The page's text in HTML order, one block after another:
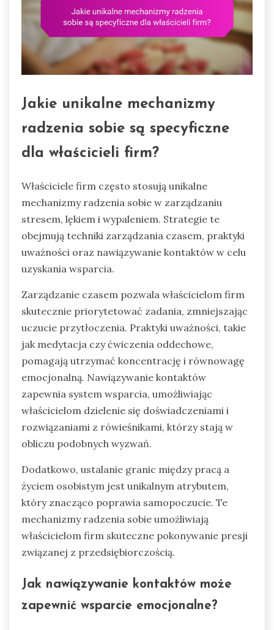
Jakie unikalne mechanizmy
radzenia sobie są specyficzne
dla właścicieli firm?
Właściciele firm często stosują unikalne
mechanizmy radzenia sobie w zarządzaniu
stresem, lękiem i wypaleniem. Strategie te
obejmują techniki zarządzania czasem, praktyki
uważności oraz nawiązywanie kontaktów w celu
uzyskania wsparcia.
Zarządzanie czasem pozwala właścicielom firm
skutecznie priorytetować zadania, zmniejszając
uczucie przytłoczenia. Praktyki uważności, takie
jak medytacja czy ćwiczenia oddechowe,
pomagają utrzymać koncentrację i równowagę
emocjonalną. Nawiązywanie kontaktów
zapewnia system wsparcia, umożliwiając
właścicielom dzielenie się doświadczeniami i
rozwiązaniami z rówieśnikami, którzy stają w
obliczu podobnych wyzwań.
Dodatkowo, ustalanie granic między pracą a
życiem osobistym jest unikalnym atrybutem,
który znacząco poprawia samopoczucie. Te
mechanizmy radzenia sobie umożliwiają
właścicielom firm skuteczne pokonywanie presji
związanej z przedsiębiorczością.
Jak nawiązywanie kontaktów może
zapewnić wsparcie emocjonalne?